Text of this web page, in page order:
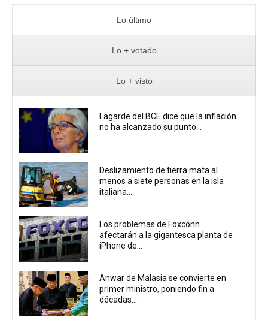
Lo último
Lo + votado
Lo + visto
Lagarde del BCE dice que la inflación
no ha alcanzado su punto...
Deslizamiento de tierra mata al
menos a siete personas en la isla
italiana...
Los problemas de Foxconn
afectarán a la gigantesca planta de
iPhone de...
Anwar de Malasia se convierte en
primer ministro, poniendo fin a
décadas...